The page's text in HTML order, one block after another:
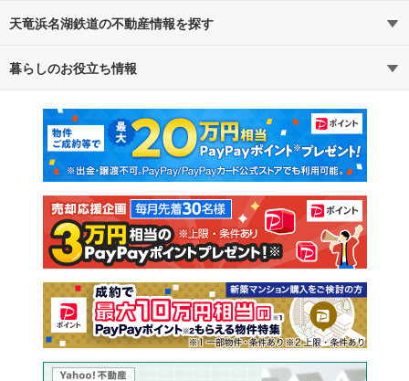
路線・駅から探す
通勤・通学時間から探す
天竜浜名湖鉄道の不動産情報を探す
不動産・住宅
新築マンション 中古マンション
新築一戸建て 中古一戸建て
注文住宅 土地
売却査定
暮らしのお役立ち情報
マンションカタログ 教えて！住まいの先生